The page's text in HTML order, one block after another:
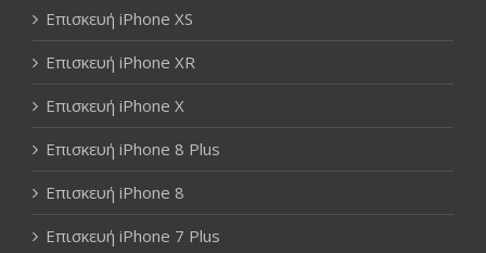
Επισκευή iPhone XS
Επισκευή iPhone XR
Επισκευή iPhone X
Επισκευή iPhone 8 Plus
Επισκευή iPhone 8
Επισκευή iPhone 7 Plus